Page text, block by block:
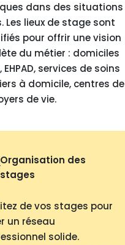
dans des situations
Les lieux de stage sont
pour offrir une vision
du métier : domiciles
EHPAD, services de soins
à domicile, centres de
de vie.
Organisation des
stages
de vos stages pour
un réseau
solide.